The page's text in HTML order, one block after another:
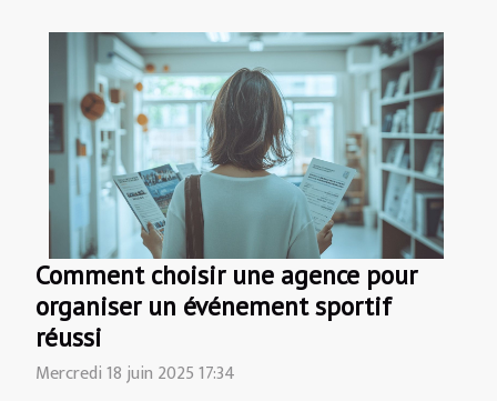
Comment choisir une agence pour
organiser un événement sportif
réussi
Mercredi 18 juin 2025 17:34